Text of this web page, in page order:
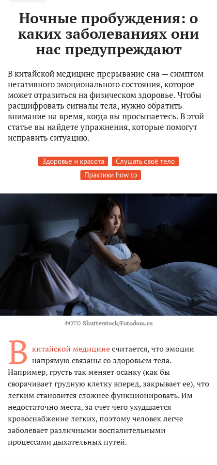
Ночные пробуждения: о
каких заболеваниях они
нас предупреждают
В китайской медицине прерывание сна — симптом
негативного эмоционального состояния, которое
может отразиться на физическом здоровье. Чтобы
расшифровать сигналы тела, нужно обратить
внимание на время, когда вы просыпаетесь. В этой
статье вы найдете упражнения, которые помогут
исправить ситуацию.
Здоровье и красота
Слушать своё тело
Практики how to
ФОТО Shutterstock/Fotodom.ru
В китайской медицинесчитается, что эмоции
напрямую связаны со здоровьем тела.
Например, грусть так меняет осанку (как бы
сворачивает грудную клетку вперед, закрывает ее), что
легким становится сложнее функционировать. Им
недостаточно места, за счет чего ухудшается
кровоснабжение легких, поэтому человек легче
заболевает различными воспалительными
процессами дыхательных путей.